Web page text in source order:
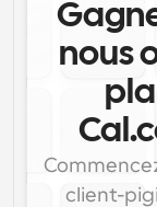
nous
client-